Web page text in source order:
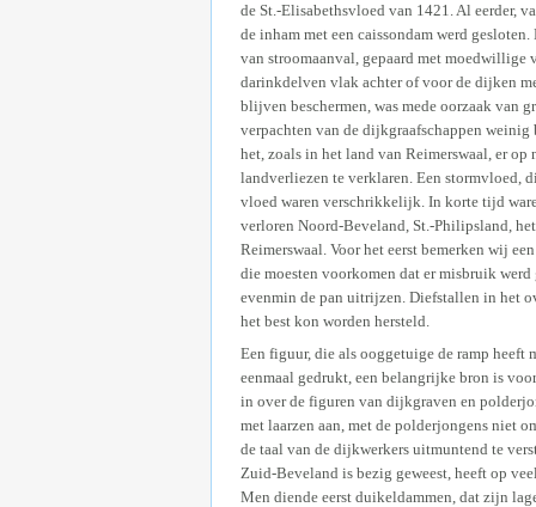
de St.-Elisabethsvloed van 1421. Al eerder,
de inham met een caissondam werd
van stroomaanval, gepaard met moedwillige
darinkdelven vlak achter of voor de dijken
blijven beschermen, was mede oorzaak van
verpachten van de dijkgraafschappen
het, zoals in het land van Reimerswaal, er
landverliezen te verklaren. Een stormvloed,
vloed waren verschrikkelijk. In korte tijd
verloren Noord-Beveland, St.-Philipsland,
Reimerswaal. Voor het eerst bemerken wij
die moesten voorkomen dat er misbruik
evenmin de pan uitrijzen. Diefstallen in het
het best kon worden hersteld.
Een figuur, die als ooggetuige de ramp heeft
eenmaal gedrukt, een belangrijke bron is
in over de figuren van dijkgraven en
met laarzen aan, met de polderjongens niet
de taal van de dijkwerkers uitmuntend te
Zuid-Beveland is bezig geweest, heeft op
Men diende eerst duikeldammen, dat zijn